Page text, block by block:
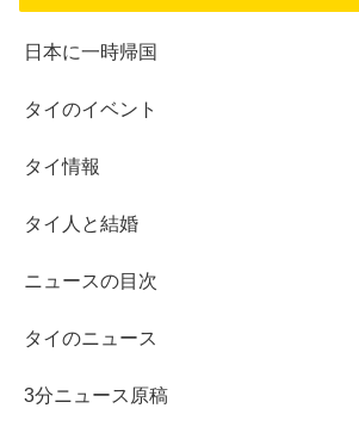
日本に一時帰国
タイのイベント
タイ情報
タイ人と結婚
ニュースの目次
タイのニュース
3分ニュース原稿